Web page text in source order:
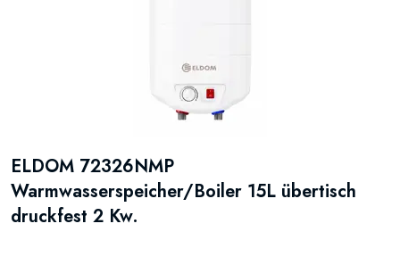
ELDOM 72326NMP
Warmwasserspeicher/Boiler 15L übertisch
druckfest 2 Kw.